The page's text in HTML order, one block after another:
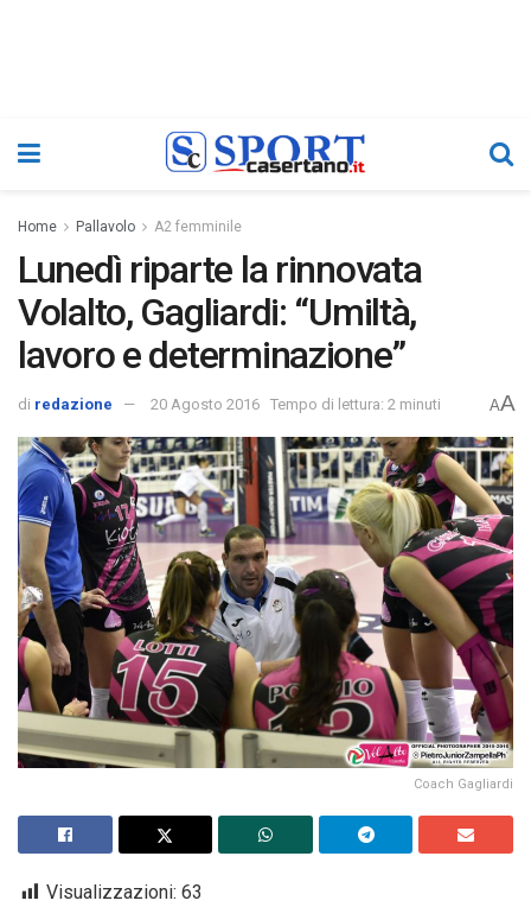
Home Pallavolo A2 femminile
Lunedì riparte la rinnovata
Volalto, Gagliardi: “Umiltà,
lavoro e determinazione”
di redazione 20 Agosto 2016 Tempo di lettura: 2 minuti AA
Coach Gagliardi
Visualizzazioni: 63